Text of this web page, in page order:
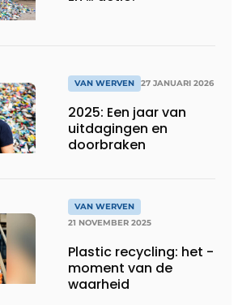
VAN WERVEN 27 JANUARI 2026
2025: Een jaar van
uitdagingen en
doorbraken
VAN WERVEN
21 NOVEMBER 2025
Plastic recycling: het ­
moment van de
waarheid